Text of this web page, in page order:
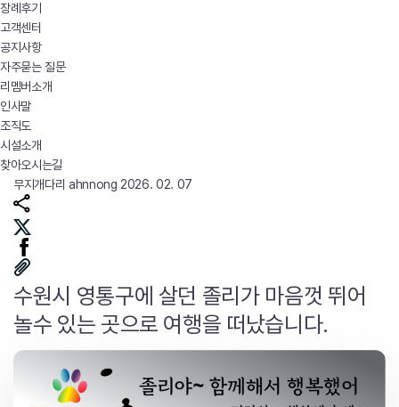
장례후기
고객센터
공지사항
자주묻는 질문
리멤버소개
인사말
조직도
시설소개
찾아오시는길
무지개다리 ahnnong 2026. 02. 07
수원시 영통구에 살던 졸리가 마음껏 뛰어
놀수 있는 곳으로 여행을 떠났습니다.